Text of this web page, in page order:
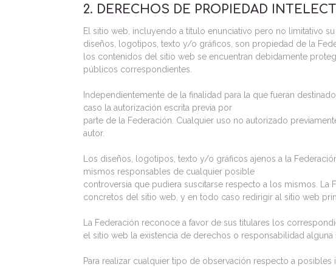
2. DERECHOS DE PROPIEDAD
El sitio web, incluyendo a título enunciativo pero no limitativo
diseños, logotipos, texto y/o gráficos, son propiedad de la
los contenidos del sitio web se encuentran debidamente
públicos correspondientes.
Independientemente de la finalidad para la que fueran
caso la autorización escrita previa por
parte de la Federación. Cualquier uso no autorizado
autor.
Los diseños, logotipos, texto y/o gráficos ajenos a la
mismos responsables de cualquier posible
controversia que pudiera suscitarse respecto a los mismos.
concretos del sitio web, y en todo caso redirigir al sitio web
La Federación reconoce a favor de sus titulares los
el sitio web la existencia de derechos o responsabilidad
Para realizar cualquier tipo de observación respecto a